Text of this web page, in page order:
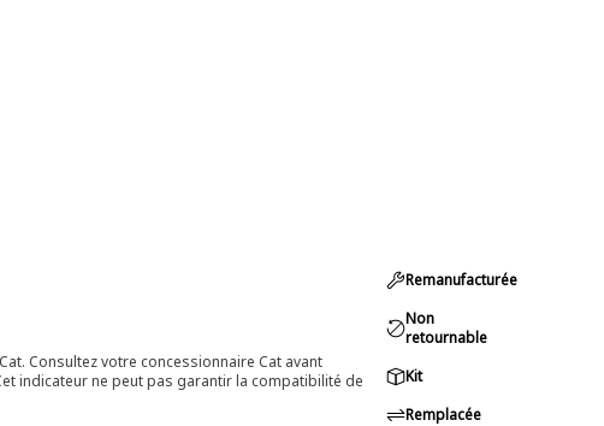
Consultez votre concessionnaire Cat avant
indicateur ne peut pas garantir la compatibilité de
Remanufacturée
Non
retournable
Kit
Remplacée